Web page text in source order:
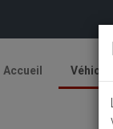
Accueil